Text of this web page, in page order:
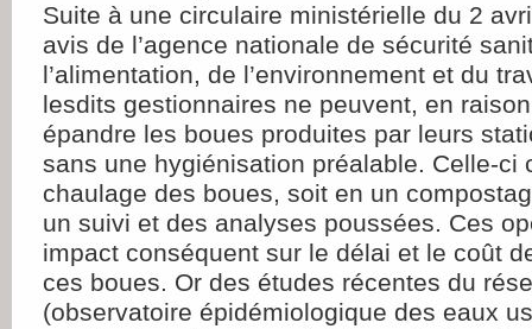
Suite à une circulaire ministérielle du 2
avis de l’agence nationale de sécurité
l’alimentation, de l’environnement et du
lesdits gestionnaires ne peuvent, en
épandre les boues produites par leurs
sans une hygiénisation préalable. Celle-ci
chaulage des boues, soit en un
un suivi et des analyses poussées. Ces
impact conséquent sur le délai et le coût
ces boues. Or des études récentes du
(observatoire épidémiologique des eaux